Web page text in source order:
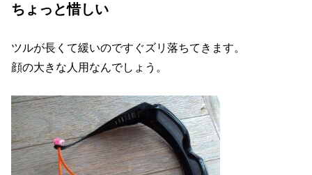
ちょっと惜しい
ツルが長くて緩いのですぐズリ落ちてきます。
顔の大きな人用なんでしょう。